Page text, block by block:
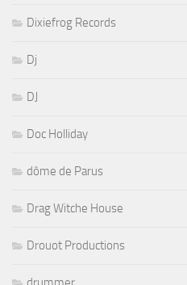
Dixiefrog Records
Dj
DJ
Doc Holliday
dôme de Parus
Drag Witche House
Drouot Productions